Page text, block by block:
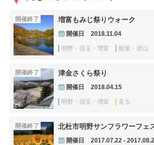
開催終了 増富もみじ祭りウォーク
開催日 2018.11.04
明野・須玉・増富 散策・登山
開催終了 津金さくら祭り
開催日 2018.04.15
明野・須玉・増富 見る
開催終了 北杜市明野サンフラワーフェ
開催日 2017.07.22 -